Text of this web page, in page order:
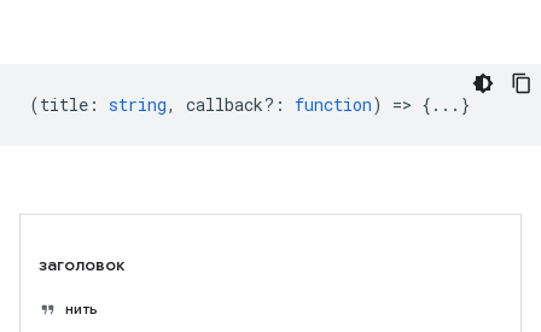
(title : string, callback? : function) => {...}
заголовок
нить